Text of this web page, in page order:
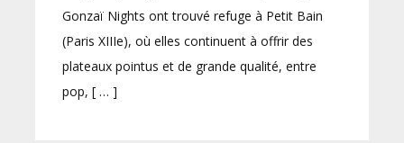
Gonzaï Nights ont trouvé refuge à Petit Bain
(Paris XIIIe), où elles continuent à offrir des
plateaux pointus et de grande qualité, entre
pop, [ … ]